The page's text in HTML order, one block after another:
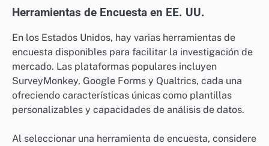
Herramientas de Encuesta en EE. UU.
En los Estados Unidos, hay varias herramientas de
encuesta disponibles para facilitar la investigación de
mercado. Las plataformas populares incluyen
SurveyMonkey, Google Forms y Qualtrics, cada una
ofreciendo características únicas como plantillas
personalizables y capacidades de análisis de datos.
Al seleccionar una herramienta de encuesta, considere